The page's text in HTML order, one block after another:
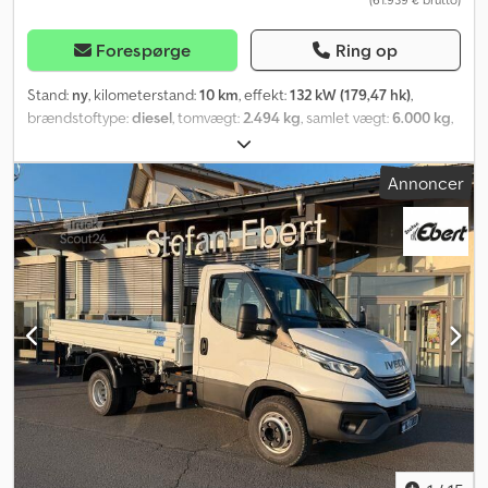
Forespørge Ring op
Stand: ny, kilometerstand:10 km, effekt:132 kW (179,47 hk),
brændstoftype:diesel, tomvægt:2.494 kg, samlet vægt:6.000 kg,
, akslekonfiguration:
4.350 mm, farve:hvid, geartype:mekanisk, emissionsklasse:Euro
, Produktionsår:2021, Opdag Frattin Autos Eksklusive Outlet-
tilbud: Uovertrufne Priser, Fuld Beskyttelse og Maksimal
Fleksibilitet! Leder du efter den perfekte bil til den bedste pris?
Med vores Outlet-udvalg finder du ikke kun fremragende
køretøjer til særpriser, men får også adgang til et unikt tilbud, der
sikrer dig tryghed og økonomisk fordel. ✅ Eksklusiv Outlet-pris:
Fastlås den nedsatte pris med en personlig, enkel og
gennemsigtig finansieringsplan. ✅ Fuld Beskyttelse: Kør uden
bekymringer med en omfattende forsikringspakke (tyveri, brand,
hærværk, naturbegivenheder, glas og tilvalgsdækninger).
Dodpfxek Dp Nnj An Eock ✅ Garanteret Fleksibilitet: Med
skræddersyet finansiering (mindst 70 % af køretøjets værdi) kan
du fordele betalingen over praktiske rater fra 60 måneder og
holde dit budget under kontrol. Hvad betyder det for dig? ▸
Annoncer